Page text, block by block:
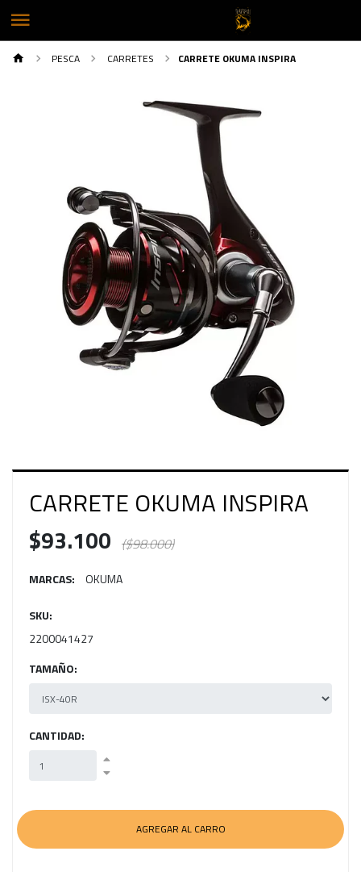
PESCA CARRETES CARRETE OKUMA INSPIRA
CARRETE OKUMA INSPIRA
$93.100 ($98.000)
MARCAS: OKUMA
SKU:
2200041427
TAMAÑO:
CANTIDAD: